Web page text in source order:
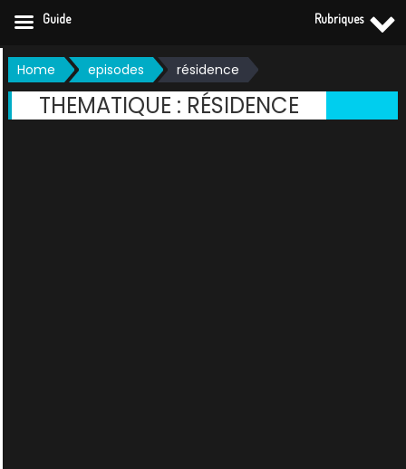
Skip
to
content
Home episodes résidence
THEMATIQUE : RÉSIDENCE
Guide Rubriques